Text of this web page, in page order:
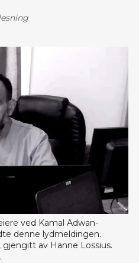
ved Kamal Adwan-
denne lydmeldingen.
gjengitt av Hanne Lossius.